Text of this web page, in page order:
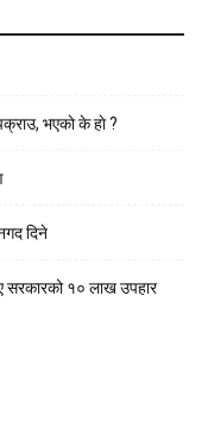
भएकाे के हाे ?
दिने
सरकारको १० लाख उपहार